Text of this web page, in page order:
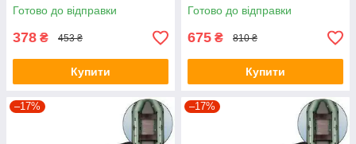
Готово до відправки
378 ₴ 453 ₴
Купити
Готово до відправки
675 ₴ 810 ₴
Купити
–17% –17%